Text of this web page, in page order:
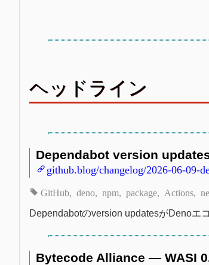
ヘッドライン
Dependabot version
github.blog/changelog/2026-06-09-
GitHub deno npm package Actions
Dependabotのversion updatesがDenoエ
Bytecode Alliance — WASI